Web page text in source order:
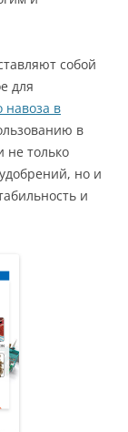
собой
для
навоза в
в
не только
но и
и